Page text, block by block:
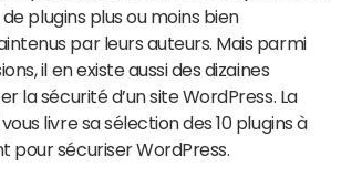
plugins plus ou moins bien
par leurs auteurs. Mais parmi
il en existe aussi des dizaines
la sécurité d’un site WordPress. La
livre sa sélection des 10 plugins à
pour sécuriser WordPress.